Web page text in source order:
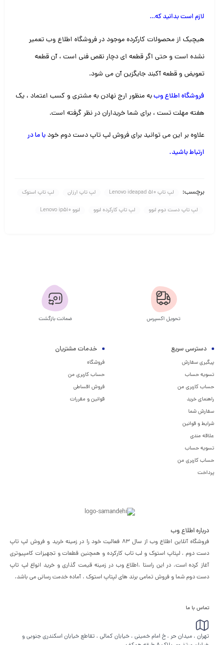
لازم است بدانید که…
هیچیک از محصولات کارکرده موجود در فروشگاه اطلاع وب تعمیر
نشده است و حتی اگر قطعه ای دچار نقص فنی است ، آن قطعه
تعویض و قطعه آکبند جایگزین آن می شود.
فروشگاه اطلاع وببه منظور ارج نهادن به مشتری و کسب اعتماد ، یک
هفته مهلت تست ، برای شما خریداران در نظر گرفته است.
علاوه بر این می توانید برای فروش لپ تاپ دست دوم خود با ما در
ارتباط باشید.
برچسب: لپ تاپ Lenovo ideapad 510 لپ تاپ ارزان لپ تاپ استوک
لپ تاپ دست دوم لنوو لپ تاپ کارکرده لنوو لنوو Lenovo ip510
تحویل اکسپرس ضمانت بازگشت
دسترسی سریع
پیگیری سفارش
تسویه حساب
حساب کاربری من
راهنمای خرید
سفارش شما
شرایط و قوانین
علاقه مندی
تسویه حساب
حساب کاربری من
پرداخت
خدمات مشتریان
فروشگاه
حساب کاربری من
فروش اقساطی
قوانین و مقررات
درباره اطلاع وب
فروشگاه آنلاین اطلاع وب از سال 83 فعالیت خود را در زمینه خرید و فروش لپ تاپ
دست دوم ، لپتاپ استوک و لب تاب کارکرده و همچنین قطعات و تجهیزات کامپیوتری
آغاز کرده است. در این راستا ،‌اطلاع وب در زمینه قیمت گذاری و خرید انواع لپ تاپ
دست دوم شما و فروش تمامی برند های لپتاپ استوک ، آماده خدمت رسانی می باشد.
تماس با ما
تهران ، میدان حر ، خ امام خمینی ، خیابان کمالی ، تقاطع خیابان اسکندری جنوبی و